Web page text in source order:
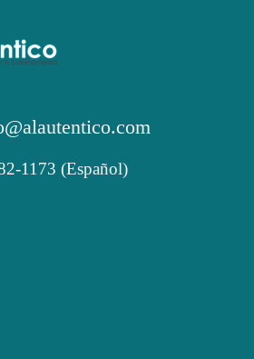
1173 (Español)